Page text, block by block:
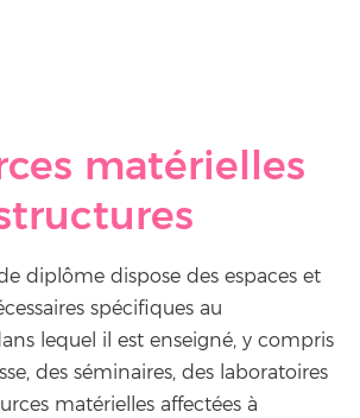
matérielles
diplôme dispose des espaces et
spécifiques au
lequel il est enseigné, y compris
des séminaires, des laboratoires
matérielles affectées à